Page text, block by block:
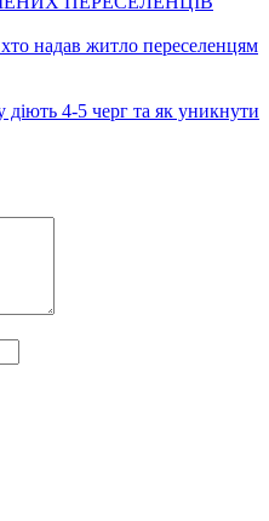
надав житло переселенцям
діють 4-5 черг та як уникнути